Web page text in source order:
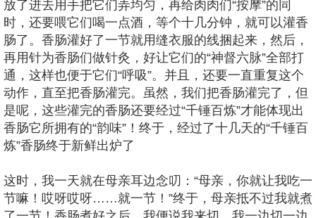
放了进去用手把它们弄均匀，再给肉肉们“按摩”的同
时，还要喂它们喝一点酒，等个十几分钟，就可以灌香
肠了。香肠灌好了一节就用缝衣服的线捆起来，然后，
再用针为香肠们做针灸，好让它们的“神督六脉”全部打
通，这样也便于它们“呼吸”。并且，还要一直重复这个
动作，直至把香肠灌完。虽然，我们把香肠灌完了，但
是呢，这些灌完的香肠还要经过“千锤百炼”才能体现出
香肠它所拥有的“韵味”！终于，经过了十几天的“千锤百
炼”香肠终于新鲜出炉了
这时，我一天就在母亲耳边念叨：“母亲，你就让我吃一
节嘛！哎呀哎呀……就一节！”终于，母亲抵不过我就煮